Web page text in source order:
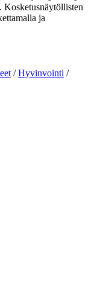
Kosketusnäytöllisten
ja
/Hyvinvointi /